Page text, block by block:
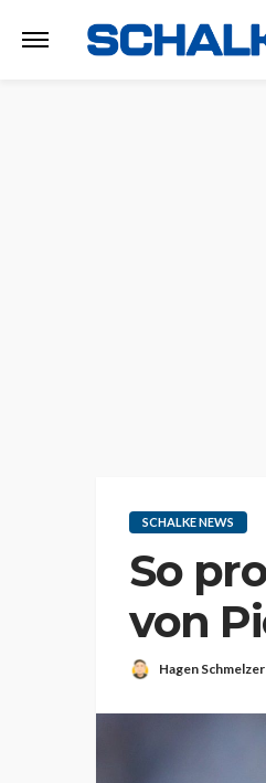
SCHALKE NEWS
So
von
Hagen Schmelzer